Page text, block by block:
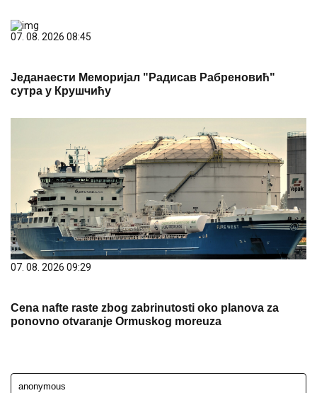
07. 08. 2026 08:45
Једанаести Меморијал "Радисав Рабреновић"
сутра у Крушчићу
07. 08. 2026 09:29
Cena nafte raste zbog zabrinutosti oko planova za
ponovno otvaranje Ormuskog moreuza